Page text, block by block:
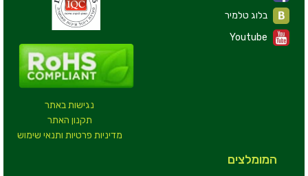
נגישות באתר
תקנון האתר
מדיניות פרטיות ותנאי שימוש
Youtube
המומלצים